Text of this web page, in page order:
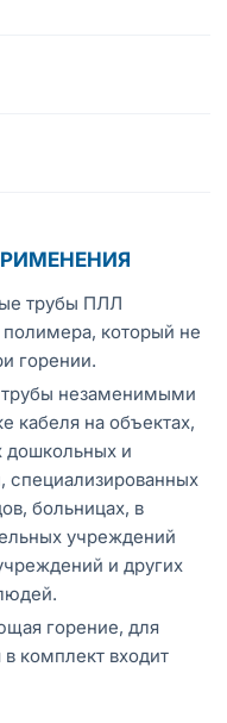
трубы ПЛЛ
полимера, который не
горении.
трубы незаменимыми
кабеля на объектах,
дошкольных и
специализированных
больницах, в
учреждений
и других
горение, для
комплект входит